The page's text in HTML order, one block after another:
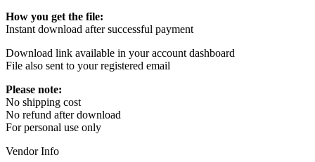
How you get the file:
Instant download after successful payment
Download link available in your account dashboard
File also sent to your registered email
Please note:
No shipping cost
No refund after download
For personal use only
Vendor Info